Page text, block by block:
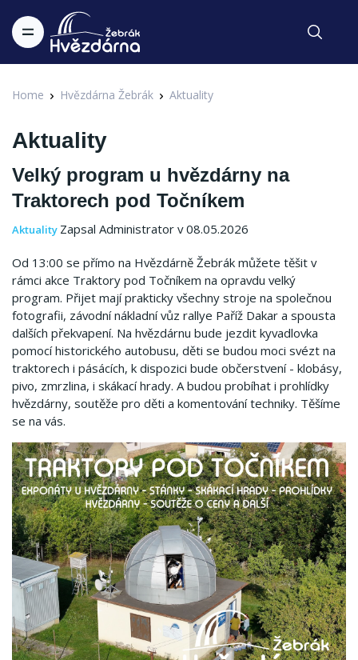
Home Hvězdárna Žebrák Aktuality
Aktuality
Velký program u hvězdárny na
Traktorech pod Točníkem
Aktuality Zapsal Administrator v 08.05.2026
Od 13:00 se přímo na Hvězdárně Žebrák můžete těšit v
rámci akce Traktory pod Točníkem na opravdu velký
program. Přijet mají prakticky všechny stroje na společnou
fotografii, závodní nákladní vůz rallye Paříž Dakar a spousta
dalších překvapení. Na hvězdárnu bude jezdit kyvadlovka
pomocí historického autobusu, děti se budou moci svézt na
traktorech i pásácích, k dispozici bude občerstvení - klobásy,
pivo, zmrzlina, i skákací hrady. A budou probíhat i prohlídky
hvězdárny, soutěže pro děti a komentování techniky. Těšíme
se na vás.